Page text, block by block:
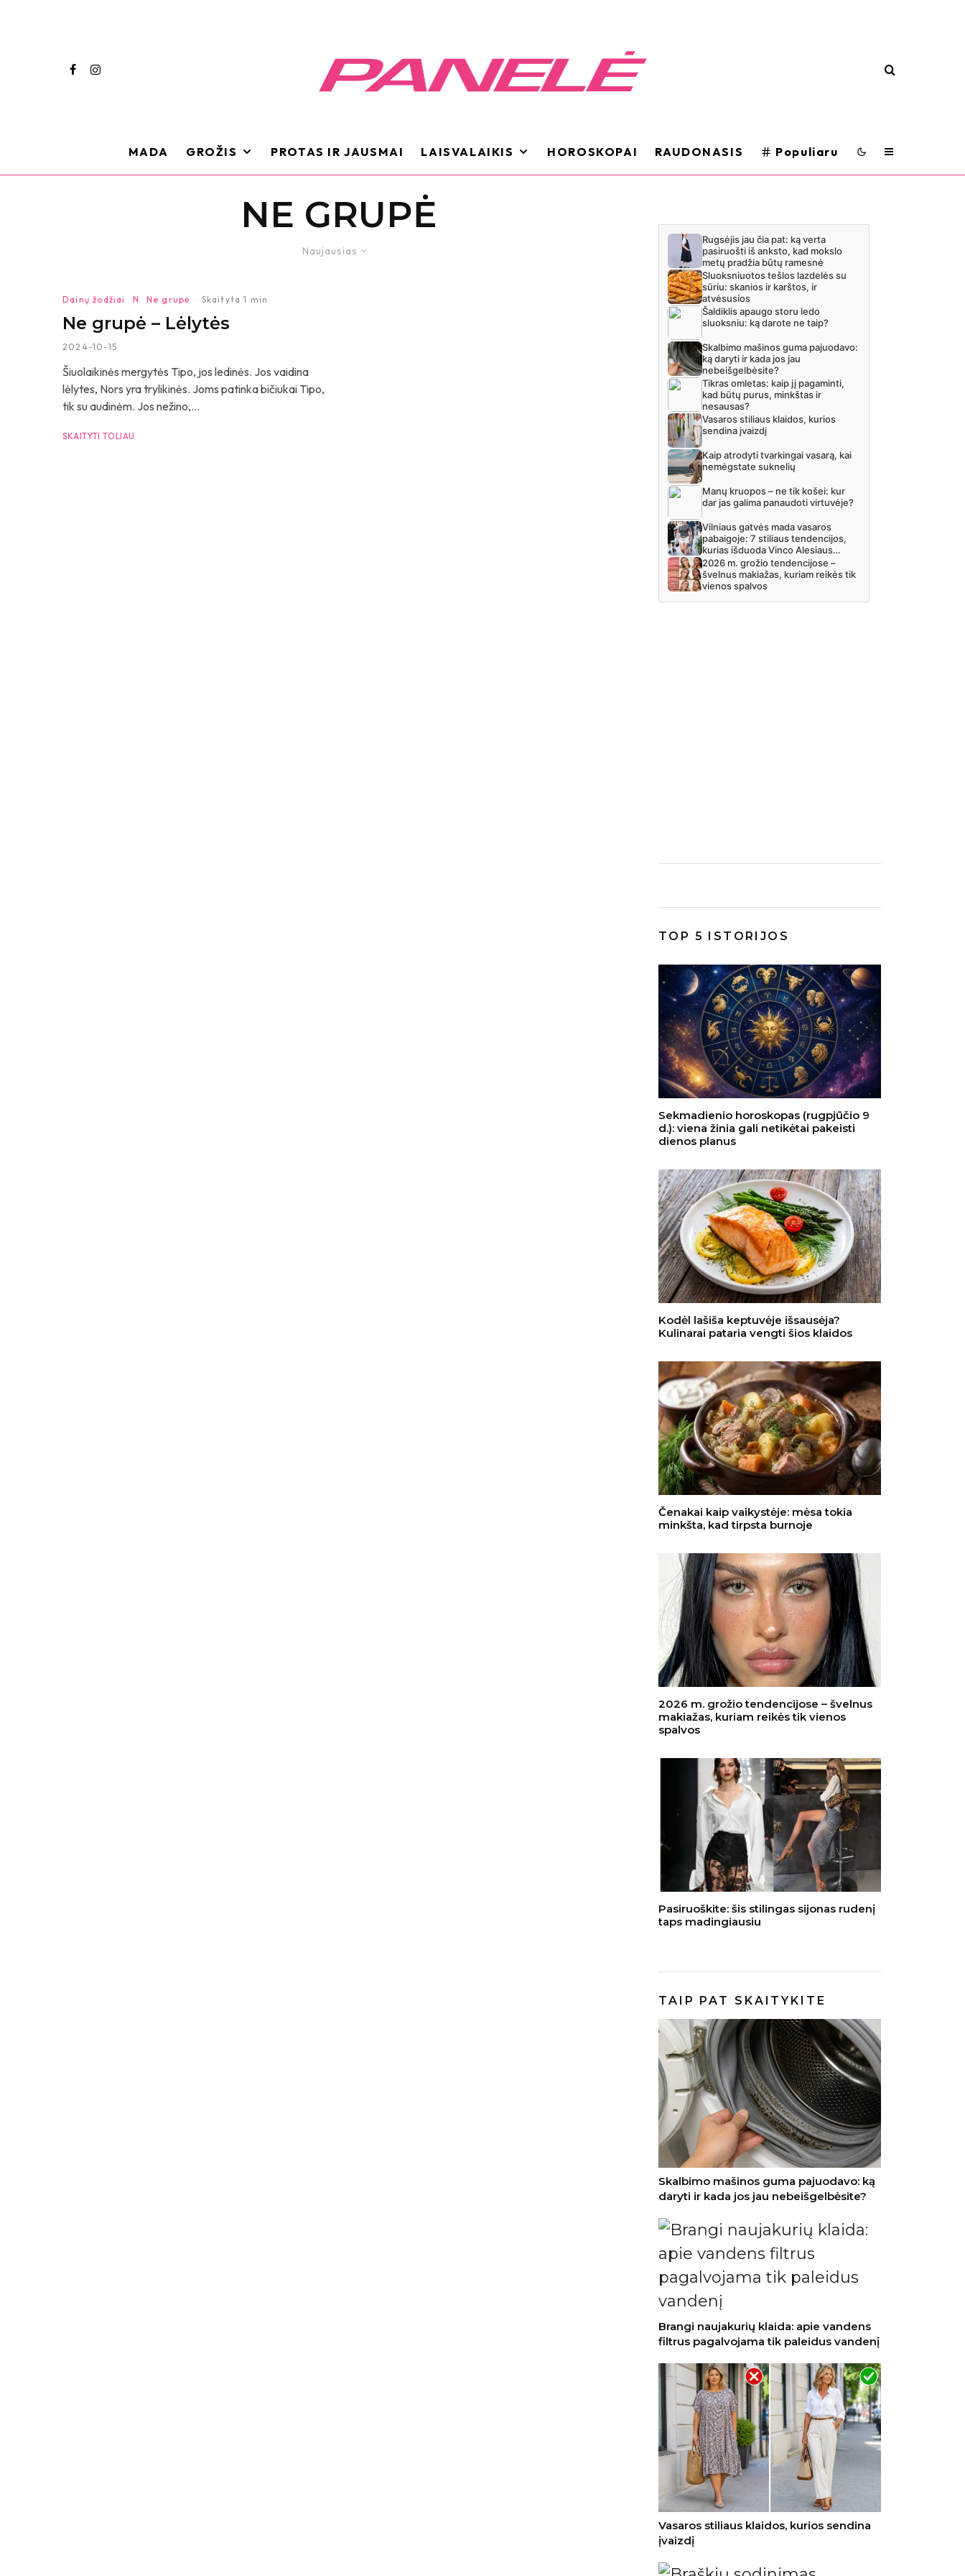
MADA GROŽIS PROTAS IR JAUSMAI LAISVALAIKIS HOROSKOPAI RAUDONASIS Populiaru
NE GRUPĖ
Naujausias
Dainų žodžiai N Ne grupė · Skaityta 1 min
Ne grupė – Lėlytės
2024-10-15
Šiuolaikinės mergytės Tipo, jos ledinės. Jos vaidina
lėlytes, Nors yra trylikinės. Joms patinka bičiukai Tipo,
tik su audinėm. Jos nežino,...
SKAITYTI TOLIAU
TOP 5 ISTORIJOS
Sekmadienio horoskopas (rugpjūčio 9
d.): viena žinia gali netikėtai pakeisti
dienos planus
Kodėl lašiša keptuvėje išsausėja?
Kulinarai pataria vengti šios klaidos
Čenakai kaip vaikystėje: mėsa tokia
minkšta, kad tirpsta burnoje
2026 m. grožio tendencijose – švelnus
makiažas, kuriam reikės tik vienos
spalvos
Pasiruoškite: šis stilingas sijonas rudenį
taps madingiausiu
TAIP PAT SKAITYKITE
Skalbimo mašinos guma pajuodavo: ką
daryti ir kada jos jau nebeišgelbėsite?
Brangi naujakurių klaida: apie vandens
filtrus pagalvojama tik paleidus vandenį
Vasaros stiliaus klaidos, kurios sendina
įvaizdį